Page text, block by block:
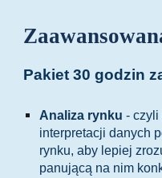
Pakiet30 godzin
Analiza rynku - czyli
interpretacji danych
rynku, aby lepiej
panującą na nim